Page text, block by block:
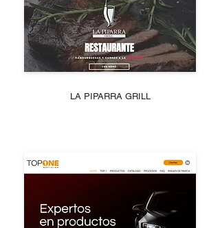
LA PIPARRA GRILL